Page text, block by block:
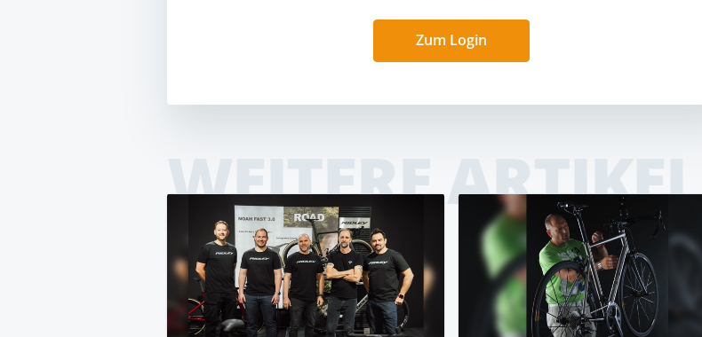
Zum Login
WEITERE ARTIKEL